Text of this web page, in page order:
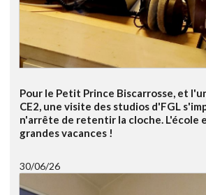
Pour le Petit Prince Biscarrosse, et
CE2, une visite des studios d'FGL
n'arrête de retentir la cloche. L'école
grandes vacances !
30/06/26